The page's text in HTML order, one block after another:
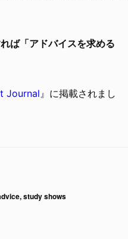
ば「アドバイスを求める
Journal 』に掲載されまし
study shows